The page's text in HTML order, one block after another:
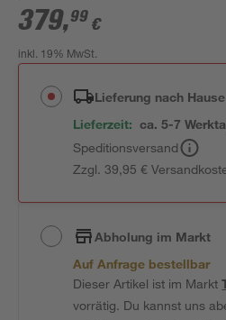
379,99 €
inkl. 19% MwSt.
Lieferung nach Hause
Lieferzeit: ca. 5-7
Speditionsversand
Zzgl. 39,95 €
Abholung im Markt
Auf Anfrage bestellbar
Dieser Artikel ist im Markt
vorrätig. Du kannst uns